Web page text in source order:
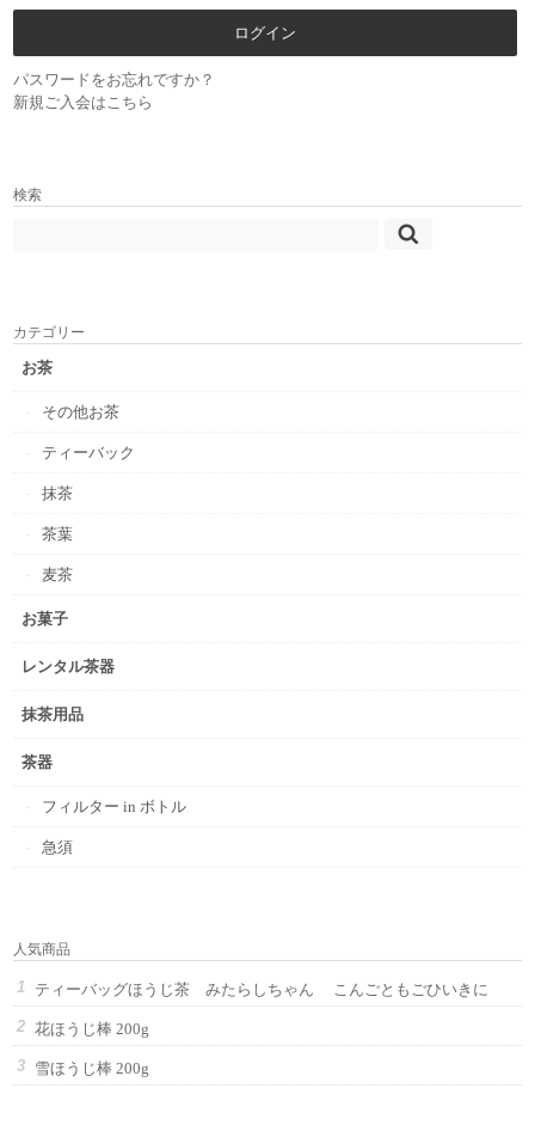
パスワードをお忘れですか？
新規ご入会はこちら
検索
カテゴリー
お茶
その他お茶
ティーバック
抹茶
茶葉
麦茶
お菓子
レンタル茶器
抹茶用品
茶器
フィルター in ボトル
急須
人気商品
ティーバッグほうじ茶 みたらしちゃん こんごともごひいきに
花ほうじ棒 200g
雪ほうじ棒 200g